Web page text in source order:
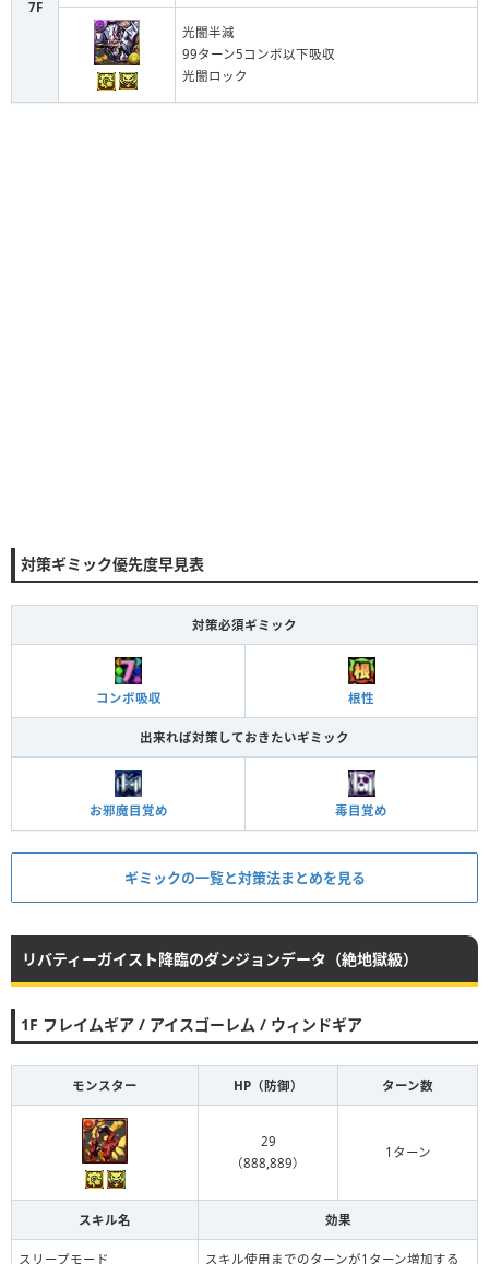
7F
光闇半減
99ターン5コンボ以下吸収
光闇ロック
対策ギミック優先度早見表
対策必須ギミック
コンボ吸収 根性
出来れば対策しておきたいギミック
お邪魔目覚め 毒目覚め
ギミックの一覧と対策法まとめを見る
リバティーガイスト降臨のダンジョンデータ（絶地獄級）
1F フレイムギア / アイスゴーレム / ウィンドギア
モンスター HP（防御） ターン数
29
（888,889）
1ターン
スキル名 効果
スリープモード スキル使用までのターンが1ターン増加する